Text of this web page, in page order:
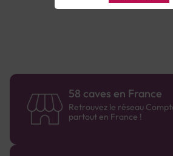
58 caves en France
Retrouvez le réseau
partout en France !